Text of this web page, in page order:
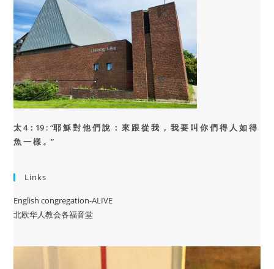
太 4：19 : “耶 穌 對 他 們 說 ： 來 跟 從 我 ， 我 要 叫 你 們 得 人 如 得
魚 一 樣 。”
Links
English congregation-ALIVE
北欧华人教会各福音堂